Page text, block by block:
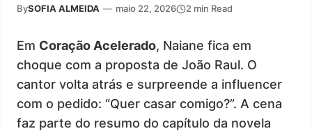
BySOFIA ALMEIDA — maio 22, 2026 2 min Read
Em Coração Acelerado, Naiane fica em
choque com a proposta de João Raul. O
cantor volta atrás e surpreende a influencer
com o pedido: “Quer casar comigo?”. A cena
faz parte do resumo do capítulo da novela